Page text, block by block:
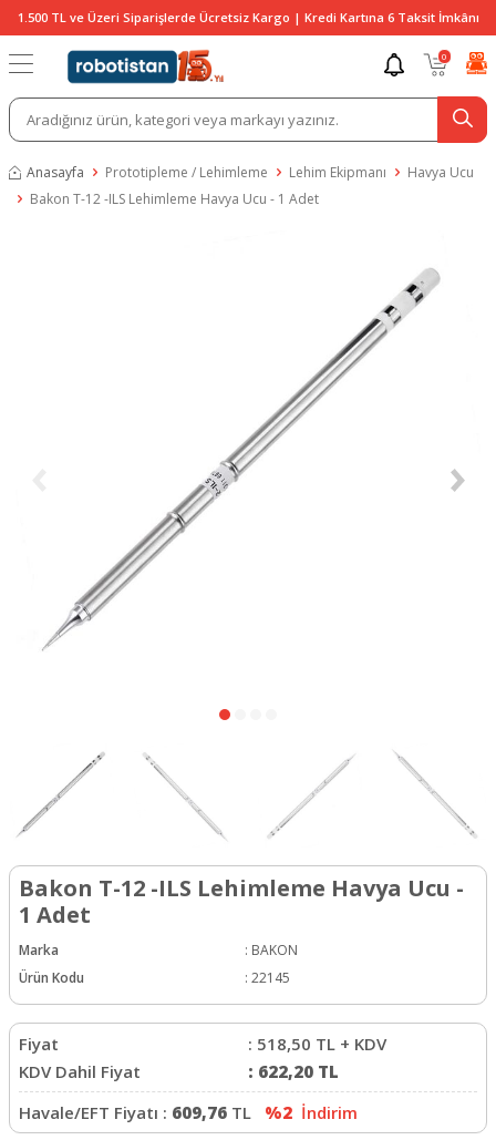
1.500 TL ve Üzeri Siparişlerde Ücretsiz Kargo | Kredi Kartına 6 Taksit İmkânı
0
Anasayfa Prototipleme / Lehimleme Lehim Ekipmanı
Havya Ucu
Bakon T-12 -ILS Lehimleme Havya Ucu - 1 Adet
Bakon T-12 -ILS Lehimleme Havya Ucu -
1 Adet
Marka : BAKON
Ürün Kodu
: 22145
Fiyat : 518,50 TL + KDV
KDV Dahil Fiyat
: 622,20 TL
Havale/EFT Fiyatı : 609,76 TL %2 İndirim